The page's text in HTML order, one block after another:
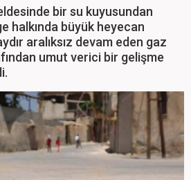
bir su kuyusundan
halkında büyük heyecan
aralıksız devam eden gaz
umut verici bir gelişme